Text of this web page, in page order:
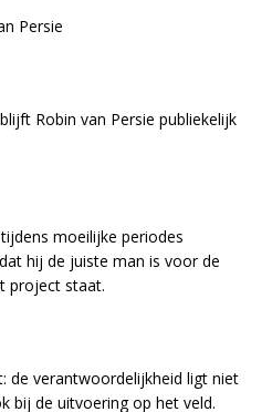
Persie
Robin van Persie publiekelijk
moeilijke periodes
hij de juiste man is voor de
project staat.
de verantwoordelijkheid ligt niet
bij de uitvoering op het veld.